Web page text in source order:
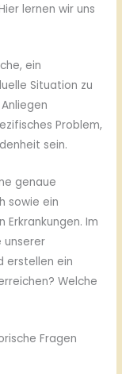
lernen wir uns
ein
Situation zu
Problem,
sein.
genaue
sowie ein
Erkrankungen. Im
unserer
erstellen ein
Welche
Fragen